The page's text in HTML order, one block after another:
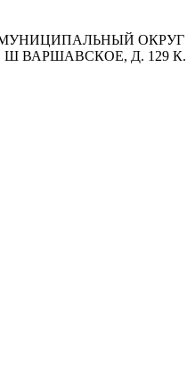
МУНИЦИПАЛЬНЫЙ ОКРУГ
ВАРШАВСКОЕ, Д. 129 К.